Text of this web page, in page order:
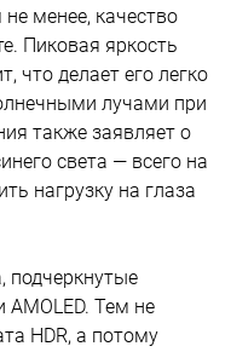
менее, качество
Пиковая яркость
что делает его легко
лучами при
также заявляет о
света — всего на
нагрузку на глаза
подчеркнутые
Тем не
HDR, а потому